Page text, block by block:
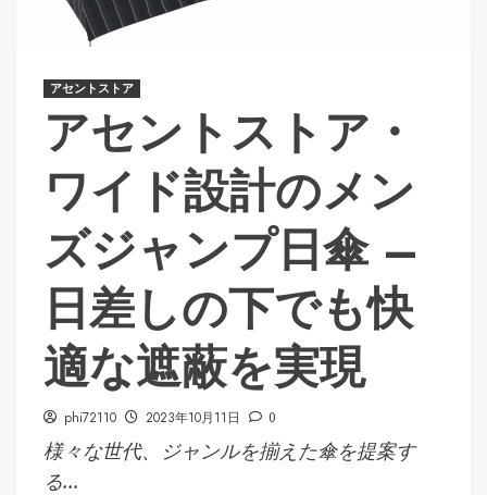
アセントストア
アセントストア・
ワイド設計のメン
ズジャンプ日傘 –
日差しの下でも快
適な遮蔽を実現
phi72110 2023年10月11日 0
様々な世代、ジャンルを揃えた傘を提案す
る...